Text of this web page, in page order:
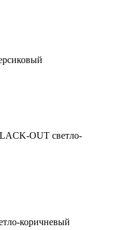
OUT светло-
коричневый